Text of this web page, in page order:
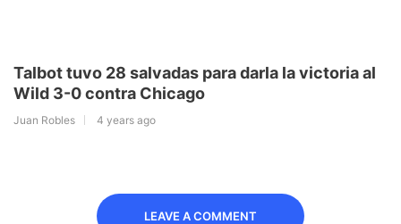
Talbot tuvo 28 salvadas para darla la victoria al
Wild 3-0 contra Chicago
Juan Robles 4 years ago
LEAVE A COMMENT